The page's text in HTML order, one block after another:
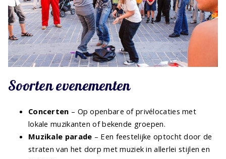
Soorten evenementen
Concerten – Op openbare of privélocaties met
lokale muzikanten of bekende groepen.
Muzikale parade – Een feestelijke optocht door de
straten van het dorp met muziek in allerlei stijlen en